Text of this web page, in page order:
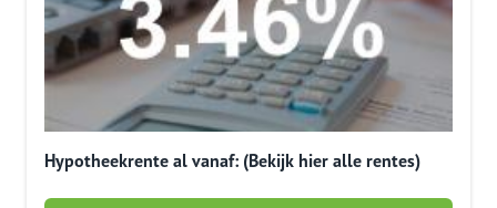
Hypotheekrente al vanaf: (Bekijk hier alle rentes)